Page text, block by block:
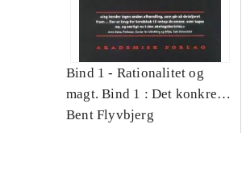
Bind 1 - Rationalitet og
magt. Bind 1 : Det konkretes
videnskab
Bent Flyvbjerg